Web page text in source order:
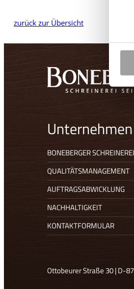
zurück zur Übersicht
Unternehmen
BONEBERGER
QUALITÄTSMANAGEMENT
AUFTRAGSABWICKLUNG
NACHHALTIGKEIT
KONTAKTFORMULAR
Ottobeurer Straße 30 | D-